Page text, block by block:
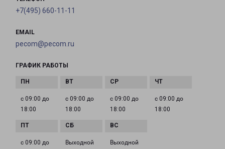
+7(495) 660-11-11
EMAIL
pecom@pecom.ru
ГРАФИК РАБОТЫ
с 09:00 до
18:00
с 09:00 до
18:00
с 09:00 до
18:00
с 09:00 до
18:00
с 09:00 до
Выходной Выходной